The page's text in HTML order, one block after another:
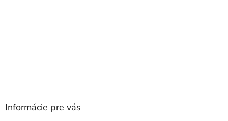
Informácie pre vás